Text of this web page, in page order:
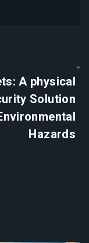
A physical
Solution
Hazards